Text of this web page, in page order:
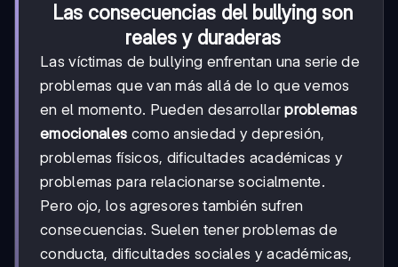
Las consecuencias del bullying son
reales y duraderas
Las víctimas de bullying enfrentan una serie de
problemas que van más allá de lo que vemos
en el momento. Pueden desarrollarproblemas
emocionales como ansiedad y depresión,
problemas físicos, dificultades académicas y
problemas para relacionarse socialmente.
Pero ojo, los agresores también sufren
consecuencias. Suelen tener problemas de
conducta, dificultades sociales y académicas,